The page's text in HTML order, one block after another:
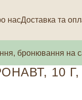
насДоставка та
бронювання на
10 Г,